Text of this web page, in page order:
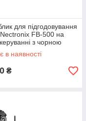
для підгодовування
FB-500 на
з чорною
Love&Life -online-
в наявності
₴